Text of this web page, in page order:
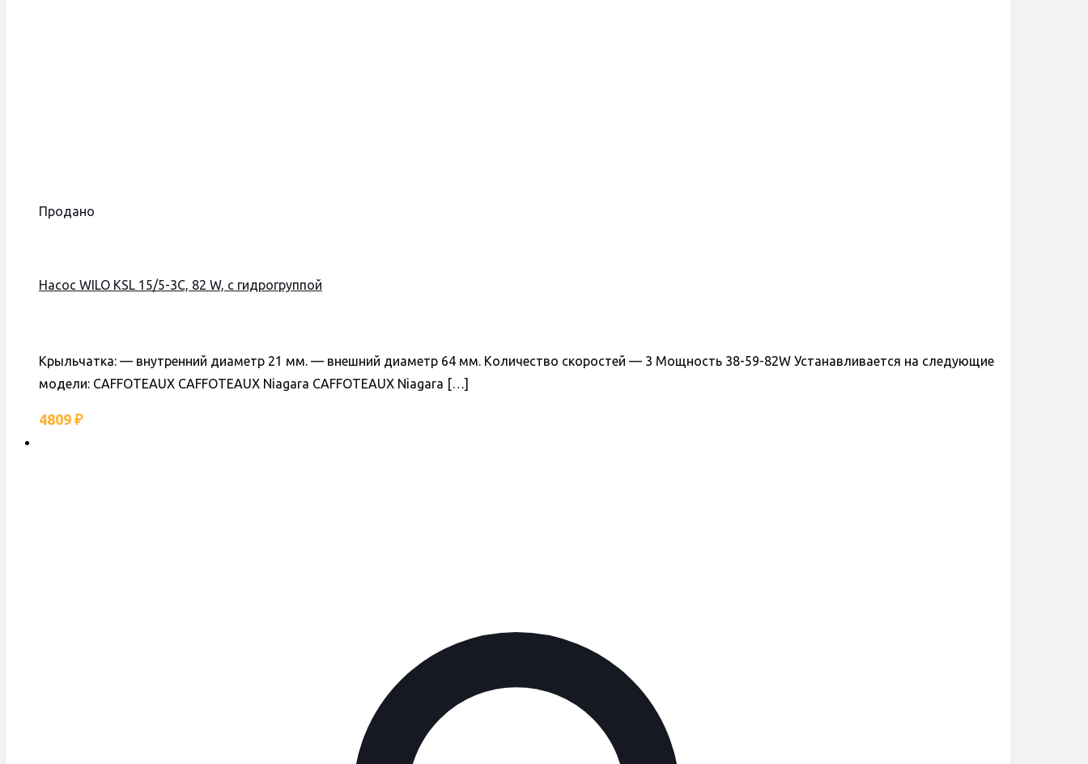
Продано
Насос WILO KSL 15/5-3C, 82 W, с гидрогруппой
Крыльчатка: — внутренний диаметр 21 мм. — внешний диаметр 64 мм. Количество скоростей — 3 Мощность 38-59-82W Устанавливается на следующие
модели: CAFFOTEAUX CAFFOTEAUX Niagara CAFFOTEAUX Niagara […]
4809 ₽